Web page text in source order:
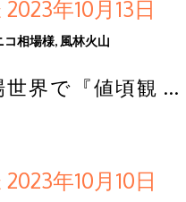
年10月13日
コ相場様, 風林火山
界で『値頃観 …
年10月10日